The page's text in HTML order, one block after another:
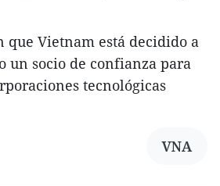
que Vietnam está decidido a
un socio de confianza para
tecnológicas
VNA